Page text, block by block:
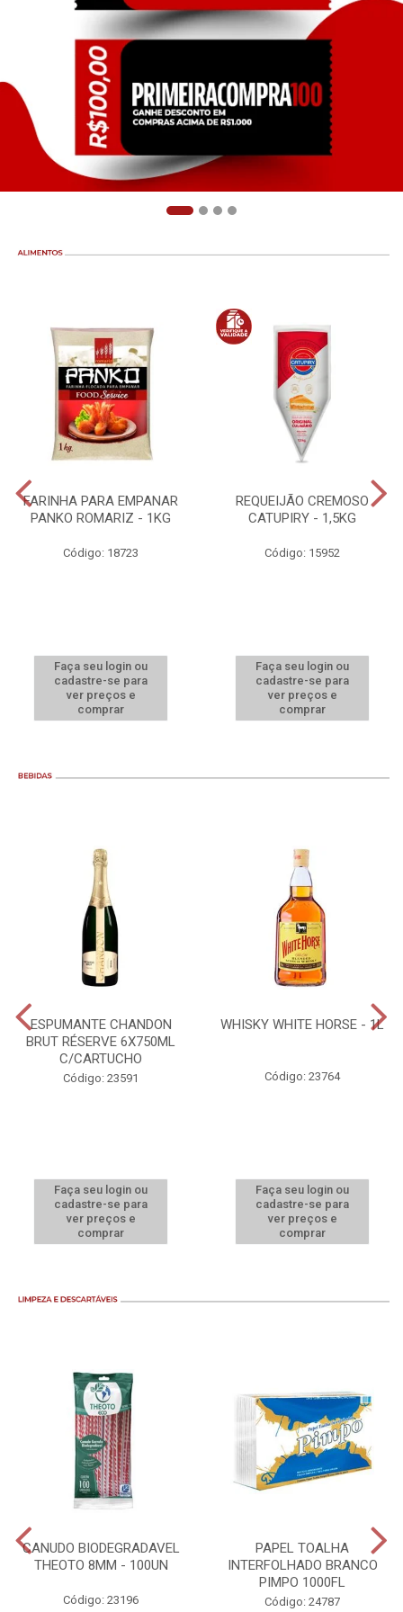
FARINHA PARA EMPANAR
PANKO ROMARIZ - 1KG
Código: 18723
Faça seu login ou
cadastre-se para
ver preços e
comprar
REQUEIJÃO CREMOSO
CATUPIRY - 1,5KG
Código: 15952
Faça seu login ou
cadastre-se para
ver preços e
comprar
ESPUMANTE CHANDON
BRUT RÉSERVE 6X750ML
C/CARTUCHO
Código: 23591
Faça seu login ou
cadastre-se para
ver preços e
comprar
WHISKY WHITE HORSE - 1L
Código: 23764
Faça seu login ou
cadastre-se para
ver preços e
comprar
CANUDO BIODEGRADAVEL
THEOTO 8MM - 100UN
Código: 23196
PAPEL TOALHA
INTERFOLHADO BRANCO
PIMPO 1000FL
Código: 24787